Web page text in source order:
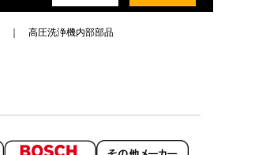
高圧洗浄機内部部品